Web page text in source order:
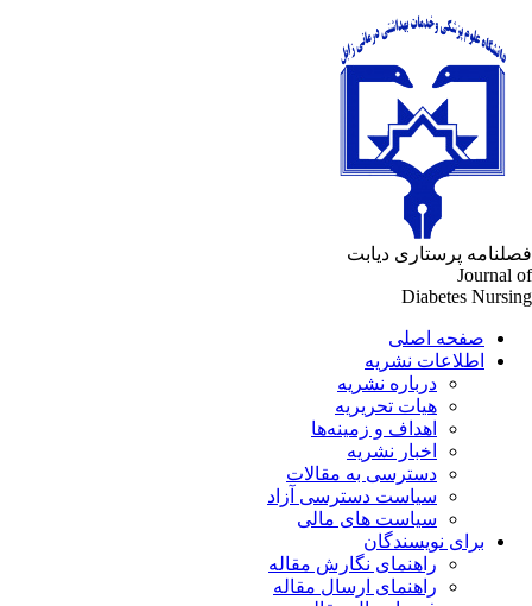
پرستاری دیابت
Journal
Diabetes
صفحه اصلی
اطلاعات نشریه
درباره نشریه
هیات تحریریه
اهداف و زمینه‌ها
اخبار نشریه
دسترسی به مقالات
سیاست دسترسی آزاد
سیاست های مالی
برای نویسندگان
راهنمای نگارش مقاله
راهنمای ارسال مقاله